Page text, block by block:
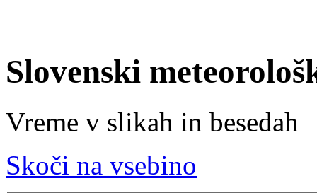
Slovenski
Vreme v slikah in besedah
Skoči na vsebino